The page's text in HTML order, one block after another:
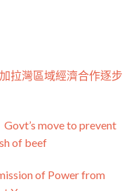
拉灣區域經濟合作逐步
Govt’s move to prevent
of beef
of Power from